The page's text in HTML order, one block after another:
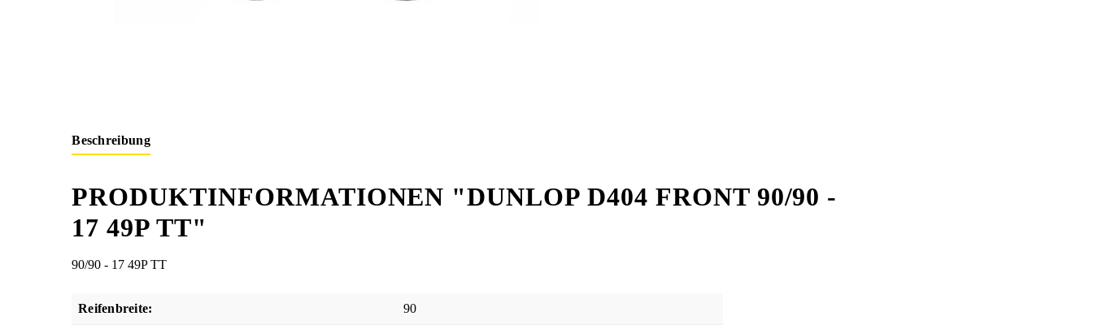
Beschreibung
PRODUKTINFORMATIONEN "DUNLOP D404 FRONT 90/90 -
17 49P TT"
90/90 - 17 49P TT
Reifenbreite: 90